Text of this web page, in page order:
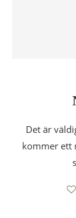
Det är
kommer ett